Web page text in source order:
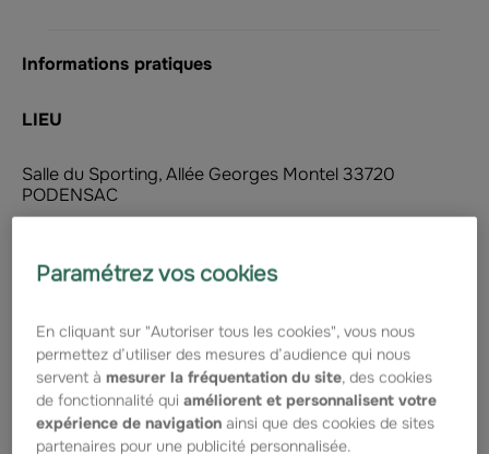
Informations pratiques
LIEU
Salle du Sporting, Allée Georges Montel 33720
PODENSAC
HORAIRES
Horaire du rendez-vous :A partir de 8H30
Paramétrez vos cookies
En cliquant sur "Autoriser tous les cookies", vous nous
permettez d’utiliser des mesures d’audience qui nous
servent àmesurer la fréquentation du site, des cookies
de fonctionnalité quiaméliorent et personnalisent votre
expérience de navigation ainsi que des cookies de sites
partenaires pour une publicité personnalisée.